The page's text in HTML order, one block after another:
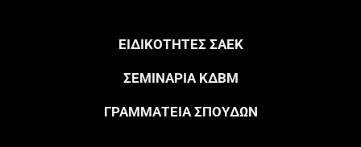
ΕΙΔΙΚΟΤΗΤΕΣ ΣΑΕΚ
ΣΕΜΙΝΑΡΙΑ ΚΔΒΜ
ΓΡΑΜΜΑΤΕΙΑ ΣΠΟΥΔΩΝ